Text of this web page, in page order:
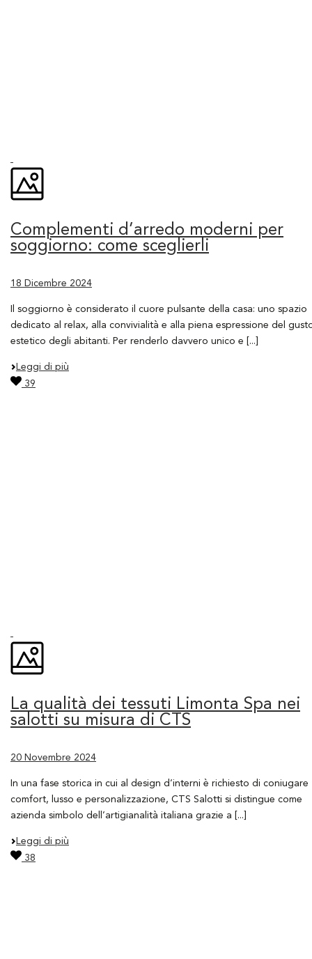
Complementi d’arredo moderni per
soggiorno: come sceglierli
18 Dicembre 2024
Il soggiorno è considerato il cuore pulsante della casa: uno spazio
dedicato al relax, alla convivialità e alla piena espressione del
estetico degli abitanti. Per renderlo davvero unico e [...]
Leggi di più
39
La qualità dei tessuti Limonta Spa nei
salotti su misura di CTS
20 Novembre 2024
In una fase storica in cui al design d’interni è richiesto di coniugare
comfort, lusso e personalizzazione, CTS Salotti si distingue come
azienda simbolo dell’artigianalità italiana grazie a [...]
Leggi di più
38